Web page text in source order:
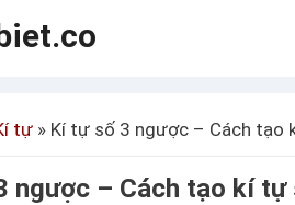
tự » Kí tự số 3 ngược – Cách tạo
ngược – Cách tạo kí tự